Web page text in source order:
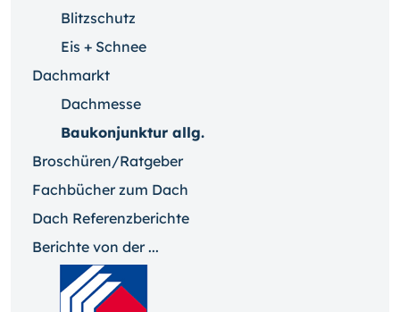
Blitzschutz
Eis + Schnee
Dachmarkt
Dachmesse
Baukonjunktur allg.
Broschüren/Ratgeber
Fachbücher zum Dach
Dach Referenzberichte
Berichte von der ...